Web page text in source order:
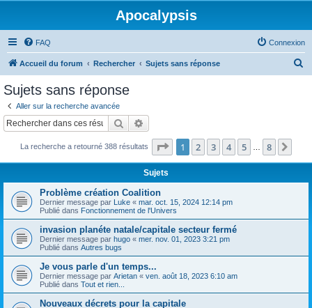
Apocalypsis
FAQ Connexion
Accueil du forum Rechercher Sujets sans réponse
c
Sujets sans réponse
Aller sur la recherche avancée
Rechercher
La recherche a retourné 388 résultats Page 1sur8
1 2 3 4 5 8
Sujets
Problème création Coalition
Dernier message par Luke « mar. oct. 15, 2024 12:14 pm
Publié dans Fonctionnement de l'Univers
invasion planéte natale/capitale secteur fermé
Dernier message par hugo « mer. nov. 01, 2023 3:21 pm
Publié dans Autres bugs
Je vous parle d'un temps...
Dernier message par Arietan « ven. août 18, 2023 6:10 am
Publié dans Tout et rien...
Nouveaux décrets pour la capitale